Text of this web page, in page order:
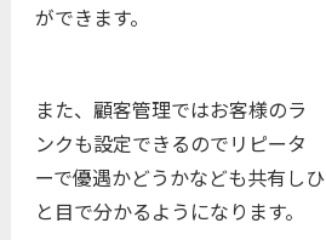
ができます。
また、顧客管理ではお客様のラ
ンクも設定できるのでリピータ
ーで優遇かどうかなども共有しひ
と目で分かるようになります。